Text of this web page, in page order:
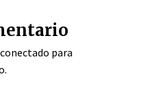
conectado para